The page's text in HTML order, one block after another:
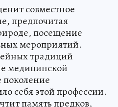
совместное
предпочитая
посещение
мероприятий.
традиций
медицинской
поколение
себя этой профессии.
память предков,